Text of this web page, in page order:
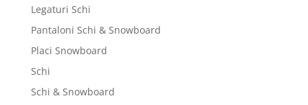
Legaturi Schi
Pantaloni Schi & Snowboard
Placi Snowboard
Schi
Schi & Snowboard